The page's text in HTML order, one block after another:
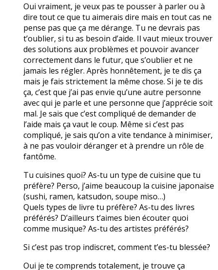
Oui vraiment, je veux pas te pousser à parler ou à
dire tout ce que tu aimerais dire mais en tout cas ne
pense pas que ça me dérange. Tu ne devrais pas
t’oublier, si tu as besoin d’aide. Il vaut mieux trouver
des solutions aux problèmes et pouvoir avancer
correctement dans le futur, que s’oublier et ne
jamais les régler. Après honnêtement, je te dis ça
mais je fais strictement la même chose. Si je te dis
ça, c’est que j’ai pas envie qu’une autre personne
avec qui je parle et une personne que j’apprécie soit
mal. Je sais que c’est compliqué de demander de
l’aide mais ça vaut le coup. Même si c’est pas
compliqué, je sais qu’on a vite tendance à minimiser,
à ne pas vouloir déranger et à prendre un rôle de
fantôme.
Tu cuisines quoi? As-tu un type de cuisine que tu
préfère? Perso, j’aime beaucoup la cuisine japonaise
(sushi, ramen, katsudon, soupe miso…)
Quels types de livre tu préfère? As-tu des livres
préférés? D’ailleurs t’aimes bien écouter quoi
comme musique? As-tu des artistes préférés?
Si c’est pas trop indiscret, comment t’es-tu blessée?
Oui je te comprends totalement, je trouve ça